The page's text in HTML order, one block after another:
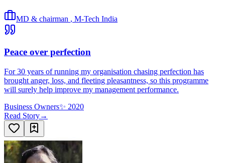
MD & chairman , M-Tech India
Peace over perfection
For 30 years of running my organisation chasing perfection has
brought anger, loss, and fleeting pleasantness, so this programme
will surely help improve my management performance.
Business Owners✨ 2020
Read Story→